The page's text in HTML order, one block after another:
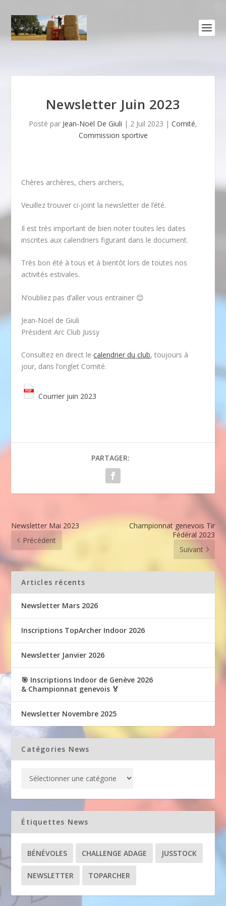
Newsletter Juin 2023
Posté par Jean-Noël De Giuli | 2 Juil 2023 | Comité,
Commission sportive
Chères archères, chers archers,
Veuillez trouver ci-joint la newsletter de l’été.
Il est très important de bien noter toutes les dates
inscrites aux calendriers figurant dans le document.
Très bon été à tous et à bientôt lors de toutes nos
activités estivales.
N’oubliez pas d’aller vous entrainer 😊
Jean-Noël de Giuli
Président Arc Club Jussy
Consultez en direct lecalendrier du club, toujours à
jour, dans l’onglet Comité.
Courrier juin 2023
PARTAGER:
Newsletter Mai 2023
Précédent
Championnat genevois Tir
Fédéral 2023
Suivant
Articles récents
Newsletter Mars 2026
Inscriptions TopArcher Indoor 2026
Newsletter Janvier 2026
🎯 Inscriptions Indoor de Genève 2026
& Championnat genevois 🏅
Newsletter Novembre 2025
Catégories News
Étiquettes News
BÉNÉVOLES CHALLENGE ADAGE JUSSTOCK
NEWSLETTER TOPARCHER